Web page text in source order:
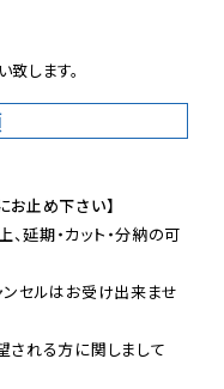
します。
お止め下さい】
延期・カット・分納の可
ンセルはお受け出来ませ
される方に関しまして